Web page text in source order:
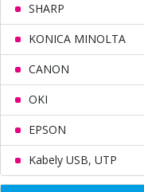
SHARP
KONICA MINOLTA
CANON
OKI
EPSON
Kabely USB, UTP